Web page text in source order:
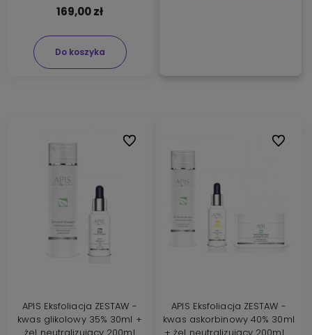
169,00 zł
Do koszyka
APIS Eksfoliacja ZESTAW -
kwas glikolowy 35% 30ml +
Do ulubionych
APIS Eksfoliacja ZESTAW -
kwas askorbinowy 40% 30ml
Do